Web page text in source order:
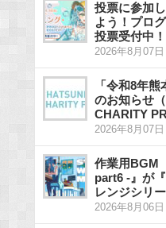
投票に参加
よう！プロ
投票受付中！
2026年8月07
「令和8年
のお知らせ
CHARITY
2026年8月07
作業用BGM
part6 -』が
レンジシリ
2026年8月06